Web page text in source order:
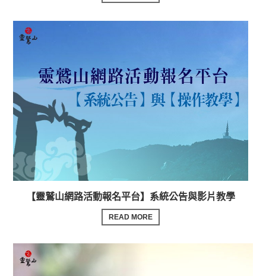
【靈鷲山網路活動報名平台】系統公告與影片教學
READ MORE